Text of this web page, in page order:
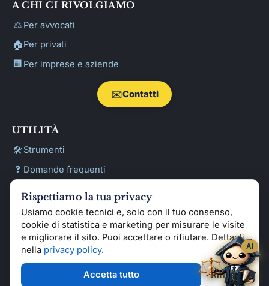
A CHI CI RIVOLGIAMO
⚖️ Per avvocati
🏠 Per privati
🏢 Per imprese e aziende
✉️Contatti
UTILITÀ
🛠️ Strumenti
❓ Domande frequenti
🔍 Cerca
🏷️Argomenti (tag)
© STArchetipo · P.IVA 08792440011 · Sito istituzionale:
Rispettiamo la tua privacy
Usiamo cookie tecnici e, solo con il tuo consenso,
cookie di statistica e marketing per misurare le visite
e migliorare il sito. Puoi accettare o rifiutare. Dettagli
nella privacy policy.
Accetta tutto Rifiuta
AI